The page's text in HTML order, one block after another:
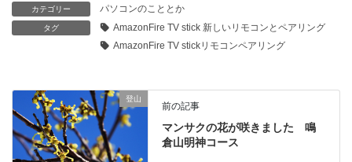
カテゴリー パソコンのこととか
タグ
AmazonFire TV stick 新しいリモコンとペアリング
AmazonFire TV stickリモコンペアリング
登山
前の記事
マンサクの花が咲きました 鳴
倉山明神コース